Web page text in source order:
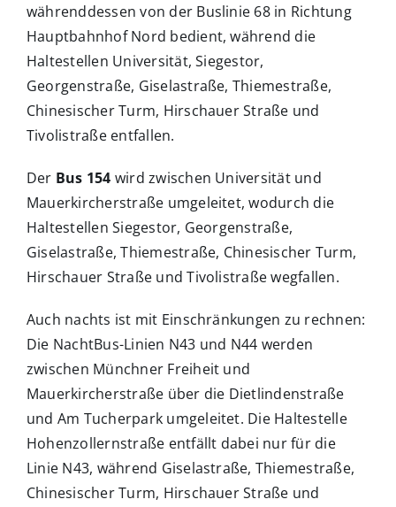
währenddessen von der Buslinie 68 in Richtung
Hauptbahnhof Nord bedient, während die
Haltestellen Universität, Siegestor,
Georgenstraße, Giselastraße, Thiemestraße,
Chinesischer Turm, Hirschauer Straße und
Tivolistraße entfallen.
Der Bus 154 wird zwischen Universität und
Mauerkircherstraße umgeleitet, wodurch die
Haltestellen Siegestor, Georgenstraße,
Giselastraße, Thiemestraße, Chinesischer Turm,
Hirschauer Straße und Tivolistraße wegfallen.
Auch nachts ist mit Einschränkungen zu rechnen:
Die NachtBus-Linien N43 und N44 werden
zwischen Münchner Freiheit und
Mauerkircherstraße über die Dietlindenstraße
und Am Tucherpark umgeleitet. Die Haltestelle
Hohenzollernstraße entfällt dabei nur für die
Linie N43, während Giselastraße, Thiemestraße,
Chinesischer Turm, Hirschauer Straße und